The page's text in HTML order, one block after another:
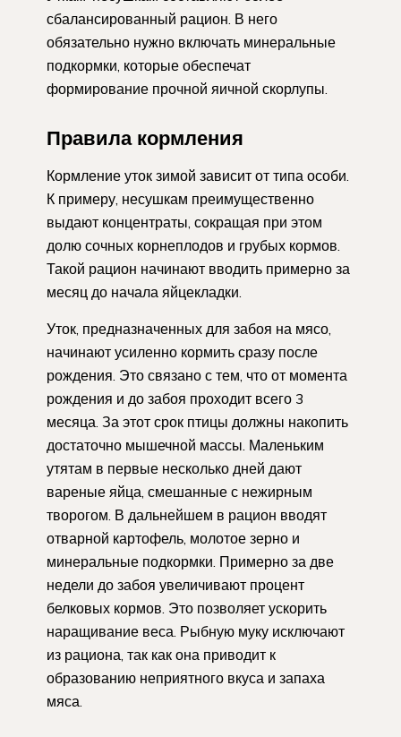
сбалансированный рацион. В него
обязательно нужно включать минеральные
подкормки, которые обеспечат
формирование прочной яичной скорлупы.
Правила кормления
Кормление уток зимой зависит от типа особи.
К примеру, несушкам преимущественно
выдают концентраты, сокращая при этом
долю сочных корнеплодов и грубых кормов.
Такой рацион начинают вводить примерно за
месяц до начала яйцекладки.
Уток, предназначенных для забоя на мясо,
начинают усиленно кормить сразу после
рождения. Это связано с тем, что от момента
рождения и до забоя проходит всего 3
месяца. За этот срок птицы должны накопить
достаточно мышечной массы. Маленьким
утятам в первые несколько дней дают
вареные яйца, смешанные с нежирным
творогом. В дальнейшем в рацион вводят
отварной картофель, молотое зерно и
минеральные подкормки. Примерно за две
недели до забоя увеличивают процент
белковых кормов. Это позволяет ускорить
наращивание веса. Рыбную муку исключают
из рациона, так как она приводит к
образованию неприятного вкуса и запаха
мяса.